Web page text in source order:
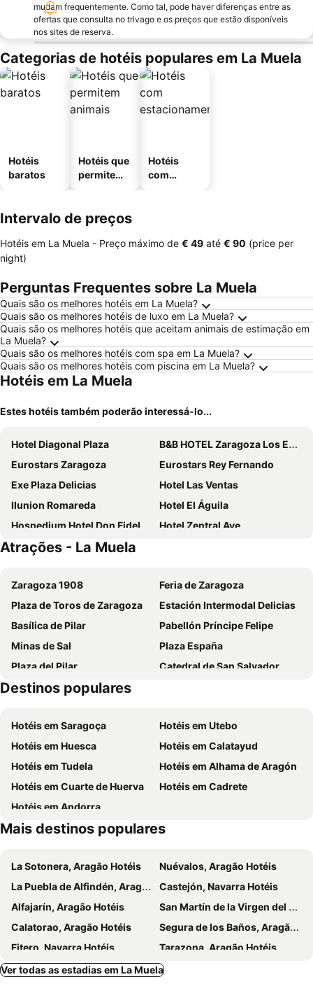
mudam frequentemente. Como tal, pode haver diferenças entre as
ofertas que consulta no trivago e os preços que estão disponíveis
nos sites de reserva.
Categorias de hotéis populares em La Muela
Hotéis
baratos
Hotéis que
permitem
Hotéis
com
Intervalo de preços
Hotéis em La Muela - Preço máximo de ‎€ 49 até ‎€ 90 (price per
night)
Perguntas Frequentes sobre La Muela
Quais são os melhores hotéis em La Muela?
Quais são os melhores hotéis de luxo em La Muela?
Quais são os melhores hotéis que aceitam animais de estimação em
La Muela?
Quais são os melhores hotéis com spa em La Muela?
Quais são os melhores hotéis com piscina em La Muela?
Hotéis em La Muela
Estes hotéis também poderão interessá-lo...
Hotel Diagonal Plaza
B&B HOTEL Zaragoza Los Enlaces Estación
Eurostars Zaragoza
Eurostars Rey Fernando
Exe Plaza Delicias
Hotel Las Ventas
Ilunion Romareda
Hotel El Águila
Hospedium Hotel Don Fidel
Hotel Zentral Ave
Kadrit Hotel
Hotel Reina Petronila
Hotel 280 Zaragoza
Vineam Hotel
Hotel El Cisne
Camping Ciudad de Zaragoza
U Hotel Villa-Gomá
Hotel 280
Hotel Villa de Zaragoza
Hotel Partner Romareda
Hotel Tryp Zaragoza
Atrações - La Muela
Zaragoza 1908
Feria de Zaragoza
Plaza de Toros de Zaragoza
Estación Intermodal Delicias
Basílica de Pilar
Pabellón Príncipe Felipe
Minas de Sal
Plaza España
Plaza del Pilar
Catedral de San Salvador
Parque Goya
Puente de Piedra
Estación del Norte
Zaragoza Airport
Estadio de la Romareda
Club Deportivo Municipal Siglo XXI
Centro comercial Plaza Imperial
Plaza Aragón
Centro Comercial Aragonia
Parque de Atracciones de Zaragoza
Auditorio de Zaragoza
Murallas Romanas
Alfocea
Destinos populares
Hotéis em Saragoça
Hotéis em Utebo
Hotéis em Huesca
Hotéis em Calatayud
Hotéis em Tudela
Hotéis em Alhama de Aragón
Hotéis em Cuarte de Huerva
Hotéis em Cadrete
Hotéis em Andorra
Mais destinos populares
La Sotonera, Aragão Hotéis
Nuévalos, Aragão Hotéis
La Puebla de Alfindén, Aragão Hotéis
Castejón, Navarra Hotéis
Alfajarín, Aragão Hotéis
San Martín de la Virgen del Moncayo, Aragão Hotéis
Calatorao, Aragão Hotéis
Segura de los Baños, Aragão Hotéis
Fitero, Navarra Hotéis
Tarazona, Aragão Hotéis
Ateca, Aragão Hotéis
Alcorisa, Aragão Hotéis
Ver todas as estadias em La Muela